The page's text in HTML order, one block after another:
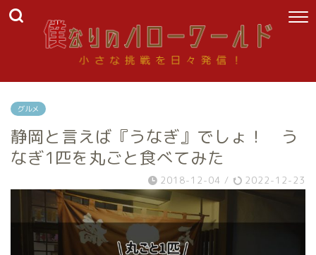
グルメ
静岡と言えば『うなぎ』でしょ！ う
なぎ1匹を丸ごと食べてみた
2018-12-04 / 2022-12-23